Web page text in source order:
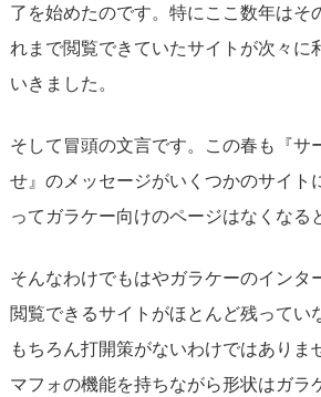
了を始めたのです。特にここ数年はそ
れまで閲覧できていたサイトが次々に
いきました。
そして冒頭の文言です。この春も『サ
せ』のメッセージがいくつかのサイト
ってガラケー向けのページはなくなる
そんなわけでもはやガラケーのインタ
閲覧できるサイトがほとんど残ってい
もちろん打開策がないわけではありま
マフォの機能を持ちながら形状はガラ